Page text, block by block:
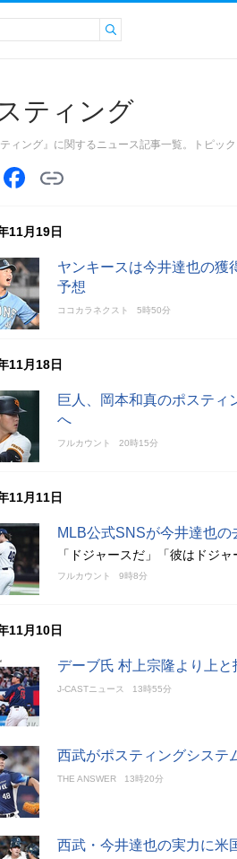
ティング
ティング』に関するニュース記事一覧。トピッ
11月19日
ヤンキースは今井達也の獲
予想
ココカラネクスト 5時50分
11月18日
巨人、岡本和真のポスティ
へ
フルカウント 20時15分
11月11日
MLB公式SNSが今井達也の
「ドジャースだ」「彼はドジ
フルカウント 9時8分
11月10日
デーブ氏 村上宗隆より上と
J-CASTニュース 13時55分
西武がポスティングシステ
THE ANSWER 13時20分
西武・今井達也の実力に米